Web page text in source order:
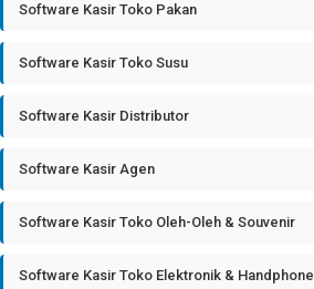
Software Kasir Toko Pakan
Software Kasir Toko Susu
Software Kasir Distributor
Software Kasir Agen
Software Kasir Toko Oleh-Oleh & Souvenir
Software Kasir Toko Elektronik & Handphone